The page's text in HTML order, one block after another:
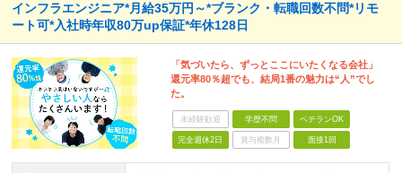
インフラエンジニア*月給35万円～*ブランク・転職回数不問*リモ
ート可*入社時年収80万up保証*年休128日
「気づいたら、ずっとここにいたくなる会社」
還元率80％超でも、結局1番の魅力は“人”でし
た。
未経験歓迎 学歴不問 ベテランOK
完全週休2日 賞与複数月 面接1回